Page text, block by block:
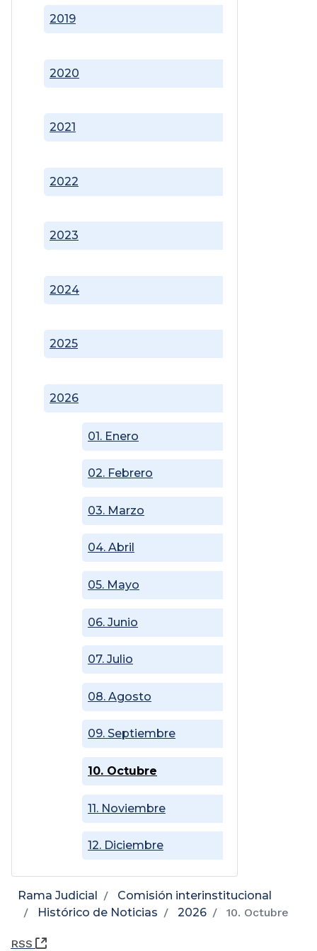
2019
2020
2021
2022
2023
2024
2025
2026
01. Enero
02. Febrero
03. Marzo
04. Abril
05. Mayo
06. Junio
07. Julio
08. Agosto
09. Septiembre
10. Octubre
11. Noviembre
12. Diciembre
Rama Judicial
Comisión interinstitucional
Histórico de Noticias
2026 10. Octubre
RSS (Abre una nueva ventana)